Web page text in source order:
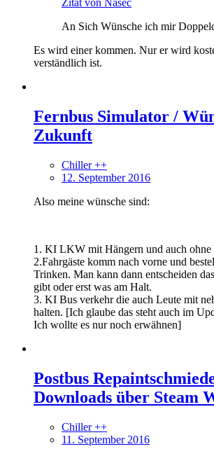
Zitat von Nasec
An Sich Wünsche ich mir
Es wird einer kommen. Nur er wird
verständlich ist.
Fernbus Simulator /
Zukunft
Chiller ++
12. September 2016
Also meine wünsche sind:
1. KI LKW mit Hängern und auch ohne
2.Fahrgäste komm nach vorne und
Trinken. Man kann dann entscheiden
gibt oder erst was am Halt.
3. KI Bus verkehr die auch Leute mit
halten. [Ich glaube das steht auch im
Ich wollte es nur noch erwähnen]
Postbus
Downloads über Steam
Chiller ++
11. September 2016